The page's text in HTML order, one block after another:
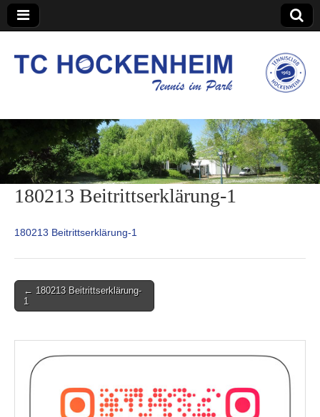
TC Hockenheim
180213 Beitrittserklärung-1
180213 Beitrittserklärung-1
Post
navigation
← 180213 Beitrittserklärung-
1